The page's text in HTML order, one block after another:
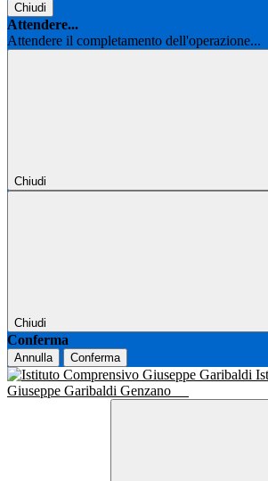
Chiudi
Attendere...
Attendere il completamento dell'operazione...
Chiudi
Chiudi
Conferma
Annulla Conferma
Giuseppe Garibaldi Genzano